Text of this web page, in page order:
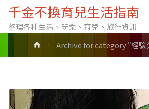
千金不換育兒生活指南
整理各種生活、玩樂、育兒、旅行資訊
分類: 經驗分享
HomeArchive for category "經驗